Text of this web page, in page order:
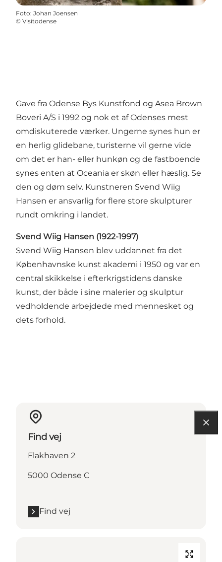
Foto: Johan Joensen
© Visitodense
Gave fra Odense Bys Kunstfond og Asea Brown
Boveri A/S i 1992 og nok et af Odenses mest
omdiskuterede værker. Ungerne synes hun er
en herlig glidebane, turisterne vil gerne vide
om det er han- eller hunkøn og de fastboende
synes enten at Oceania er skøn eller hæslig. Se
den og døm selv. Kunstneren Svend Wiig
Hansen er ansvarlig for flere store skulpturer
rundt omkring i landet.
Svend Wiig Hansen (1922-1997)
Svend Wiig Hansen blev uddannet fra det
Københavnske kunst akademi i 1950 og var en
central skikkelse i efterkrigstidens danske
kunst, der både i sine malerier og skulptur
vedholdende arbejdede med mennesket og
dets forhold.
Find vej
Flakhaven 2
5000 Odense C
Find vej